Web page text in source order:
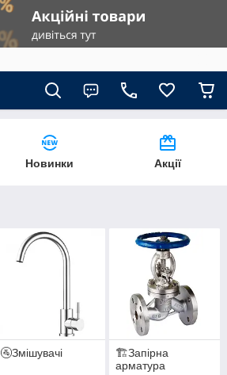
Новинки Акції
🚰Змішувачі
🏗️Запірна
арматура